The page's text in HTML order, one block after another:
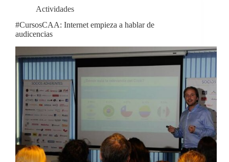
Actividades
#CursosCAA: Internet empieza a hablar de
audicencias